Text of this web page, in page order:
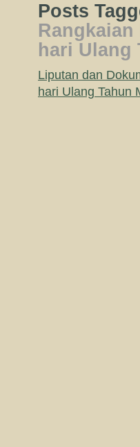
Posts
hari Ulang
Liputan dan
hari Ulang Tahun